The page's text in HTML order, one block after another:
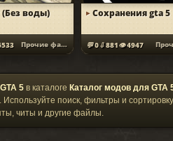
(Без воды)
Прочие файлы
Сохранения gta 5
0 881 4947
5 в каталоге Каталог модов для GTA
Используйте поиск, фильтры и
читы и другие файлы.